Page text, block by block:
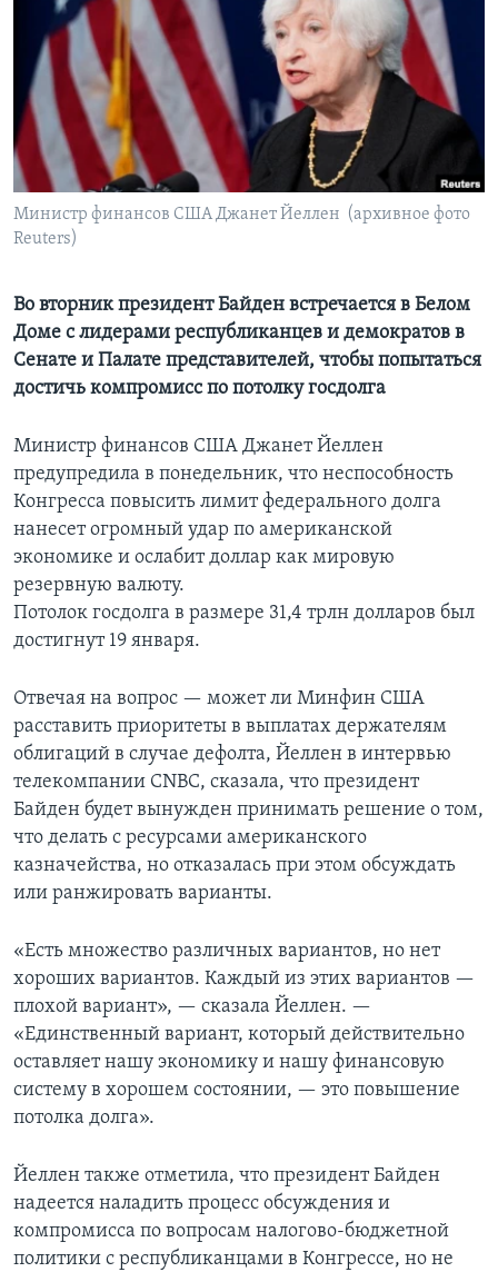
Learning English
СОЦИАЛЬНЫЕ СЕТИ
Языки
Министр финансов США Джанет Йеллен (архивное фото
Reuters)
Во вторник президент Байден встречается в Белом
Доме с лидерами республиканцев и демократов в
Сенате и Палате представителей, чтобы попытаться
достичь компромисс по потолку госдолга
Министр финансов США Джанет Йеллен
предупредила в понедельник, что неспособность
Конгресса повысить лимит федерального долга
нанесет огромный удар по американской
экономике и ослабит доллар как мировую
резервную валюту.
Потолок госдолга в размере 31,4 трлн долларов был
достигнут 19 января.
Отвечая на вопрос — может ли Минфин США
расставить приоритеты в выплатах держателям
облигаций в случае дефолта, Йеллен в интервью
телекомпании CNBC, сказала, что президент
Байден будет вынужден принимать решение о том,
что делать с ресурсами американского
казначейства, но отказалась при этом обсуждать
или ранжировать варианты.
«Есть множество различных вариантов, но нет
хороших вариантов. Каждый из этих вариантов —
плохой вариант», — сказала Йеллен. —
«Единственный вариант, который действительно
оставляет нашу экономику и нашу финансовую
систему в хорошем состоянии, — это повышение
потолка долга».
Йеллен также отметила, что президент Байден
надеется наладить процесс обсуждения и
компромисса по вопросам налогово-бюджетной
политики с республиканцами в Конгрессе, но не